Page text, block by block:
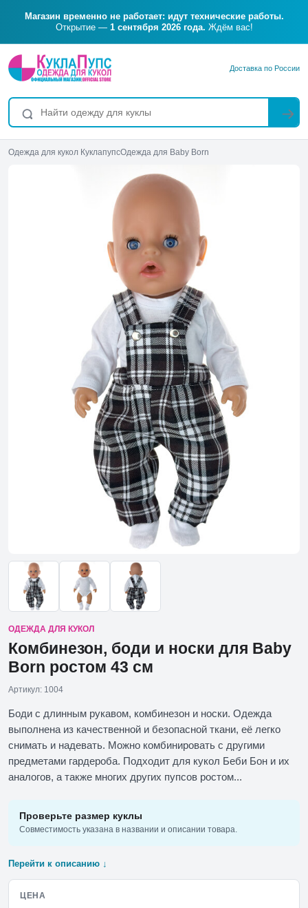
Магазин временно не работает: идут технические работы.
Открытие — 1 сентября 2026 года. Ждём вас!
Доставка по России
Одежда для кукол КуклапупсОдежда для Baby Born
ОДЕЖДА ДЛЯ КУКОЛ
Комбинезон, боди и носки для Baby
Born ростом 43 см
Артикул: 1004
Боди с длинным рукавом, комбинезон и носки. Одежда
выполнена из качественной и безопасной ткани, её легко
снимать и надевать. Можно комбинировать с другими
предметами гардероба. Подходит для кукол Беби Бон и их
аналогов, а также многих других пупсов ростом...
Проверьте размер куклы
Совместимость указана в названии и описании товара.
Перейти к описанию ↓
ЦЕНА